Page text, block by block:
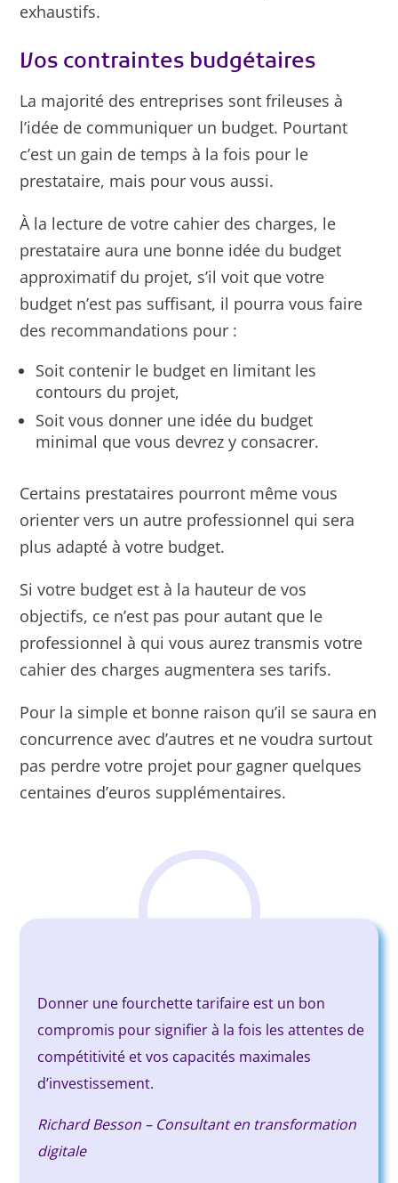
exhaustifs.
Vos contraintes budgétaires
La majorité des entreprises sont frileuses à
l’idée de communiquer un budget. Pourtant
c’est un gain de temps à la fois pour le
prestataire, mais pour vous aussi.
À la lecture de votre cahier des charges, le
prestataire aura une bonne idée du budget
approximatif du projet, s’il voit que votre
budget n’est pas suffisant, il pourra vous faire
des recommandations pour :
Soit contenir le budget en limitant les
contours du projet,
Soit vous donner une idée du budget
minimal que vous devrez y consacrer.
Certains prestataires pourront même vous
orienter vers un autre professionnel qui sera
plus adapté à votre budget.
Si votre budget est à la hauteur de vos
objectifs, ce n’est pas pour autant que le
professionnel à qui vous aurez transmis votre
cahier des charges augmentera ses tarifs.
Pour la simple et bonne raison qu’il se saura en
concurrence avec d’autres et ne voudra surtout
pas perdre votre projet pour gagner quelques
centaines d’euros supplémentaires.
Donner une fourchette tarifaire est un bon
compromis pour signifier à la fois les attentes de
compétitivité et vos capacités maximales
d’investissement.
Richard Besson – Consultant en transformation
digitale